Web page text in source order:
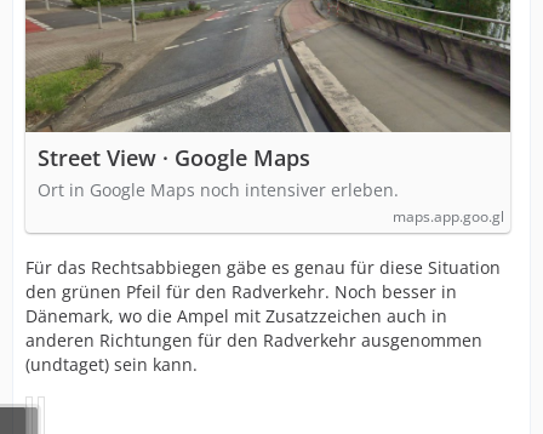
Street View · Google Maps
Ort in Google Maps noch intensiver erleben.
maps.app.goo.gl
Für das Rechtsabbiegen gäbe es genau für diese Situation
den grünen Pfeil für den Radverkehr. Noch besser in
Dänemark, wo die Ampel mit Zusatzzeichen auch in
anderen Richtungen für den Radverkehr ausgenommen
(undtaget) sein kann.